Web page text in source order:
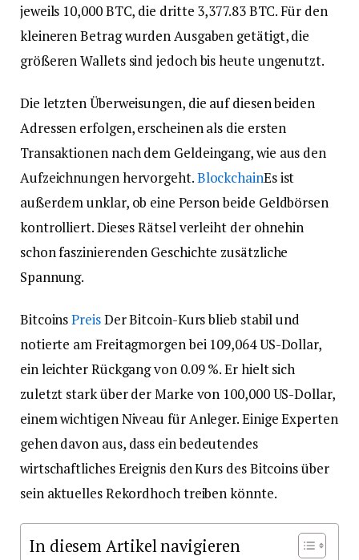
jeweils 10,000 BTC, die dritte 3,377.83 BTC. Für den
kleineren Betrag wurden Ausgaben getätigt, die
größeren Wallets sind jedoch bis heute ungenutzt.
Die letzten Überweisungen, die auf diesen beiden
Adressen erfolgen, erscheinen als die ersten
Transaktionen nach dem Geldeingang, wie aus den
Aufzeichnungen hervorgeht.BlockchainEs ist
außerdem unklar, ob eine Person beide Geldbörsen
kontrolliert. Dieses Rätsel verleiht der ohnehin
schon faszinierenden Geschichte zusätzliche
Spannung.
BitcoinsPreisDer Bitcoin-Kurs blieb stabil und
notierte am Freitagmorgen bei 109,064 US-Dollar,
ein leichter Rückgang von 0.09 %. Er hielt sich
zuletzt stark über der Marke von 100,000 US-Dollar,
einem wichtigen Niveau für Anleger. Einige Experten
gehen davon aus, dass ein bedeutendes
wirtschaftliches Ereignis den Kurs des Bitcoins über
sein aktuelles Rekordhoch treiben könnte.
In diesem Artikel navigieren